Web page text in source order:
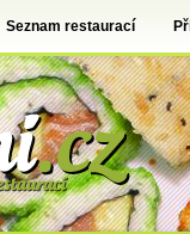
Seznam restaurací